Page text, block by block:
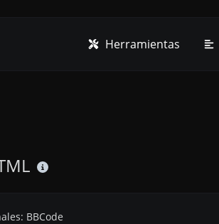
Herramientas
BBCode